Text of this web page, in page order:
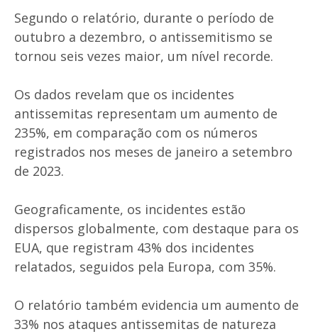
Segundo o relatório, durante o período de
outubro a dezembro, o antissemitismo se
tornou seis vezes maior, um nível recorde.
Os dados revelam que os incidentes
antissemitas representam um aumento de
235%, em comparação com os números
registrados nos meses de janeiro a setembro
de 2023.
Geograficamente, os incidentes estão
dispersos globalmente, com destaque para os
EUA, que registram 43% dos incidentes
relatados, seguidos pela Europa, com 35%.
O relatório também evidencia um aumento de
33% nos ataques antissemitas de natureza